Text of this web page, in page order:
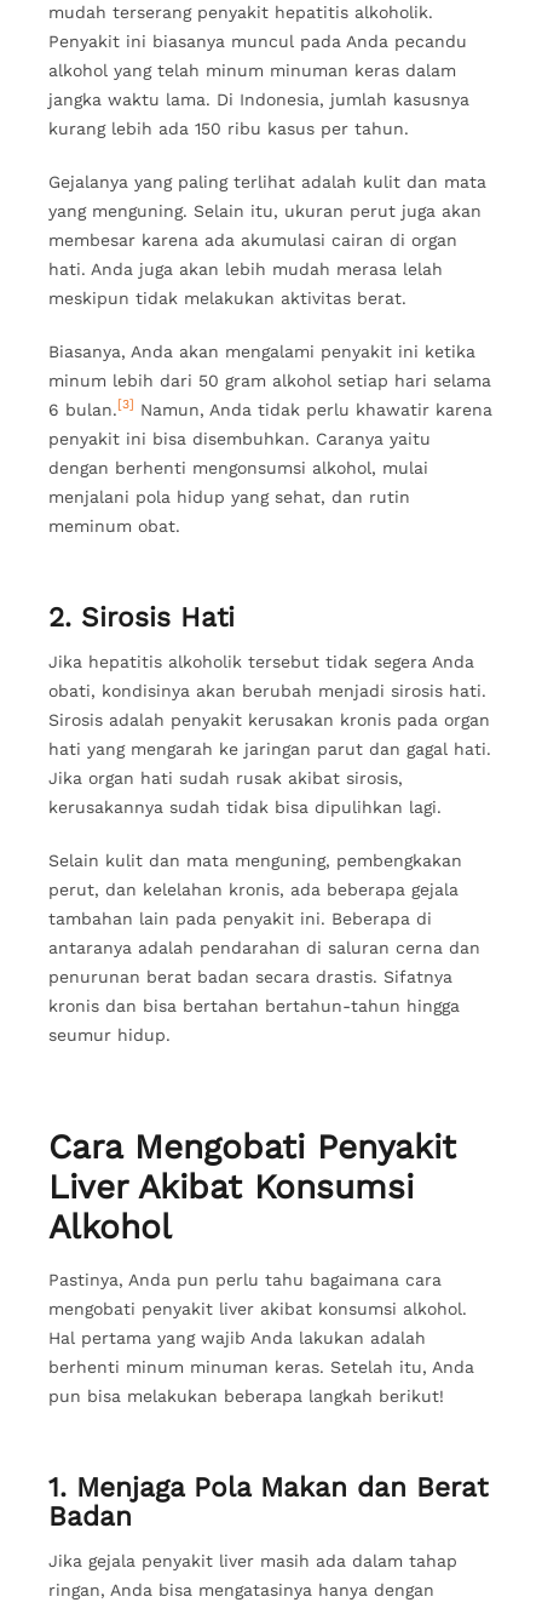
mudah terserang penyakit hepatitis alkoholik.
Penyakit ini biasanya muncul pada Anda pecandu
alkohol yang telah minum minuman keras dalam
jangka waktu lama. Di Indonesia, jumlah kasusnya
kurang lebih ada 150 ribu kasus per tahun.
Gejalanya yang paling terlihat adalah kulit dan mata
yang menguning. Selain itu, ukuran perut juga akan
membesar karena ada akumulasi cairan di organ
hati. Anda juga akan lebih mudah merasa lelah
meskipun tidak melakukan aktivitas berat.
Biasanya, Anda akan mengalami penyakit ini ketika
minum lebih dari 50 gram alkohol setiap hari selama
6 bulan. [3] Namun, Anda tidak perlu khawatir karena
penyakit ini bisa disembuhkan. Caranya yaitu
dengan berhenti mengonsumsi alkohol, mulai
menjalani pola hidup yang sehat, dan rutin
meminum obat.
2. Sirosis Hati
Jika hepatitis alkoholik tersebut tidak segera Anda
obati, kondisinya akan berubah menjadi sirosis hati.
Sirosis adalah penyakit kerusakan kronis pada organ
hati yang mengarah ke jaringan parut dan gagal hati.
Jika organ hati sudah rusak akibat sirosis,
kerusakannya sudah tidak bisa dipulihkan lagi.
Selain kulit dan mata menguning, pembengkakan
perut, dan kelelahan kronis, ada beberapa gejala
tambahan lain pada penyakit ini. Beberapa di
antaranya adalah pendarahan di saluran cerna dan
penurunan berat badan secara drastis. Sifatnya
kronis dan bisa bertahan bertahun-tahun hingga
seumur hidup.
Cara Mengobati Penyakit
Liver Akibat Konsumsi
Alkohol
Pastinya, Anda pun perlu tahu bagaimana cara
mengobati penyakit liver akibat konsumsi alkohol.
Hal pertama yang wajib Anda lakukan adalah
berhenti minum minuman keras. Setelah itu, Anda
pun bisa melakukan beberapa langkah berikut!
1. Menjaga Pola Makan dan Berat
Badan
Jika gejala penyakit liver masih ada dalam tahap
ringan, Anda bisa mengatasinya hanya dengan